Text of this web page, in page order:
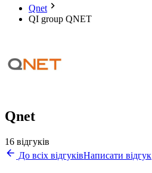
Qnet
QI group QNET
Qnet
16 відгуків
До всіх відгуківНаписати відгук